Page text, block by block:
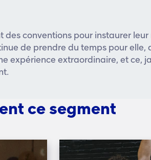
conventions pour instaurer
de prendre du temps pour
expérience extraordinaire, et ce,
ce segment